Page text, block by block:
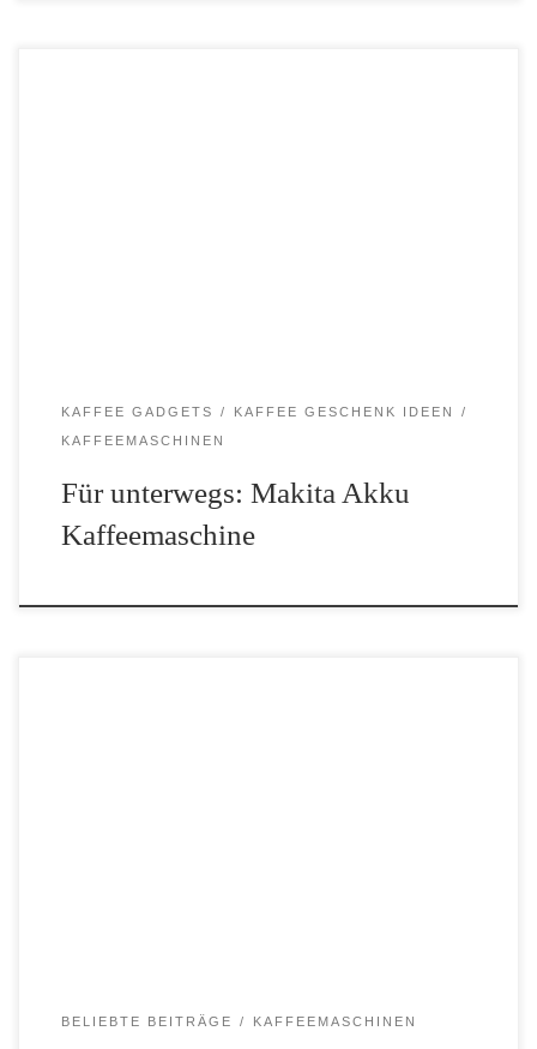
KAFFEE GADGETS
KAFFEE GESCHENK IDEEN
KAFFEEMASCHINEN
Für unterwegs: Makita Akku
Kaffeemaschine
BELIEBTE BEITRÄGE KAFFEEMASCHINEN